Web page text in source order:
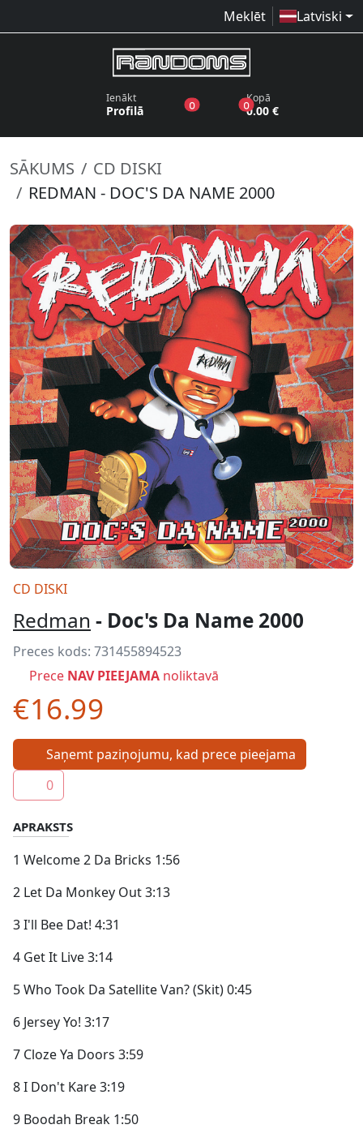
Meklēt Latviski
Ienākt
Profilā 0produkti vēlmju sarakstā
0produkti grozā
Kopā
0.00 €
SĀKUMS
CD DISKI
REDMAN - DOC'S DA NAME 2000
CD DISKI
Redman - Doc's Da Name 2000
Preces kods: 731455894523
Prece NAV PIEEJAMA noliktavā
€16.99
Saņemt paziņojumu, kad prece pieejama
0
APRAKSTS
1 Welcome 2 Da Bricks 1:56
2 Let Da Monkey Out 3:13
3 I'll Bee Dat! 4:31
4 Get It Live 3:14
5 Who Took Da Satellite Van? (Skit) 0:45
6 Jersey Yo! 3:17
7 Cloze Ya Doors 3:59
8 I Don't Kare 3:19
9 Boodah Break 1:50